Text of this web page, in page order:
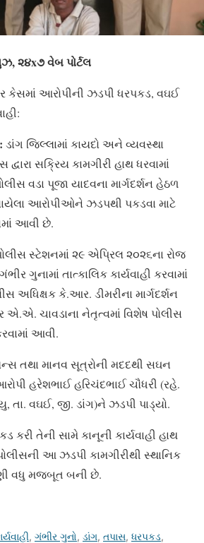
૨૪x૭ વેબ પોર્ટલ
કેસમાં આરોપીની ઝડપી ધરપકડ, વઘઈ
ડાંગ જિલ્લામાં કાયદો અને વ્યવસ્થા
સક્રિય કામગીરી હાથ ધરવામાં
વડા પૂજા યાદવના માર્ગદર્શન હેઠળ
આરોપીઓને ઝડપથી પકડવા માટે
આવી છે.
સ્ટેશનમાં ૨૯ એપ્રિલ ૨૦૨૬ના રોજ
ગુનામાં તાત્કાલિક કાર્યવાહી કરવામાં
અધિક્ષક કે.આર. ડીમરીના માર્ગદર્શન
એ.એ. ચાવડાના નેતૃત્વમાં વિશેષ પોલીસ
આવી.
તથા માનવ સૂત્રોની મદદથી સઘન
હરેશભાઈ હરિચંદભાઈ ચૌધરી (રહે.
તા. વઘઈ, જી. ડાંગ)ને ઝડપી પાડ્યો.
કરી તેની સામે કાનૂની કાર્યવાહી હાથ
આ ઝડપી કામગીરીથી સ્થાનિક
વધુ મજબૂત બની છે.
, ગંભીર ગુનો, ડાંગ, તપાસ, ધરપકડ,